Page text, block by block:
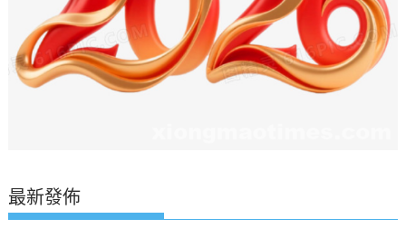
最新發佈